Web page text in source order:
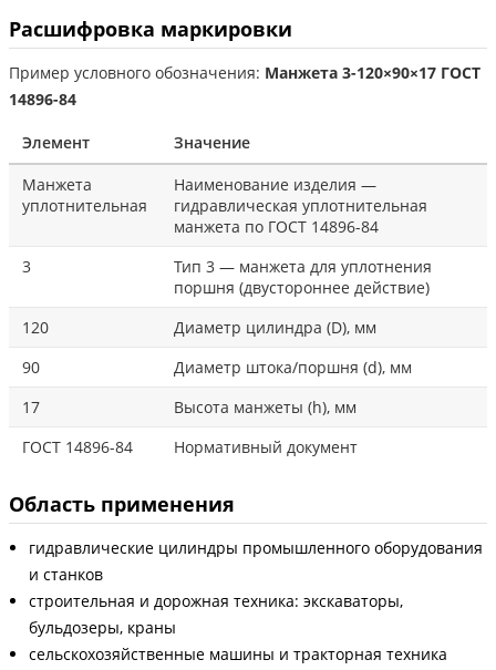
Расшифровка маркировки
Пример условного обозначения: Манжета 3-120×90×17 ГОСТ
14896-84
Элемент
Значение
Манжета
уплотнительная
Наименование изделия —
гидравлическая уплотнительная
манжета по ГОСТ 14896-84
3
Тип 3 — манжета для уплотнения
поршня (двустороннее действие)
120
Диаметр цилиндра (D), мм
90
Диаметр штока/поршня (d), мм
17
Высота манжеты (h), мм
ГОСТ 14896-84
Нормативный документ
Область применения
гидравлические цилиндры промышленного оборудования
и станков
строительная и дорожная техника: экскаваторы,
бульдозеры, краны
сельскохозяйственные машины и тракторная техника